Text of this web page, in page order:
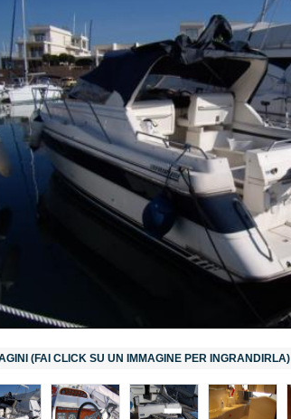
(FAI CLICK SU UN IMMAGINE PER INGRANDIRLA)